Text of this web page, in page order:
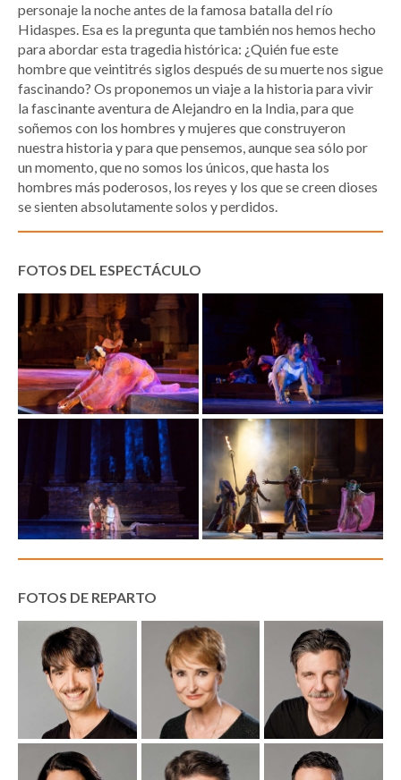
personaje la noche antes de la famosa batalla del río
Hidaspes. Esa es la pregunta que también nos hemos hecho
para abordar esta tragedia histórica: ¿Quién fue este
hombre que veintitrés siglos después de su muerte nos sigue
fascinando? Os proponemos un viaje a la historia para vivir
la fascinante aventura de Alejandro en la India, para que
soñemos con los hombres y mujeres que construyeron
nuestra historia y para que pensemos, aunque sea sólo por
un momento, que no somos los únicos, que hasta los
hombres más poderosos, los reyes y los que se creen dioses
se sienten absolutamente solos y perdidos.
FOTOS DEL ESPECTÁCULO
FOTOS DE REPARTO